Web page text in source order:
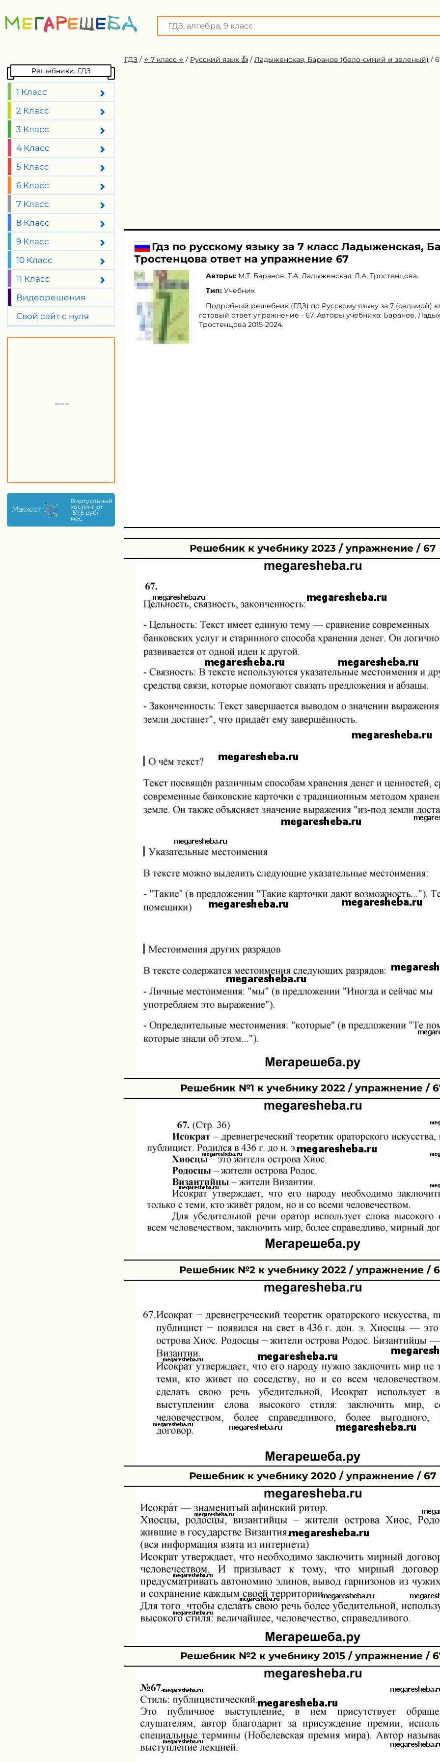
Решебники, ГДЗ
1 Класс
2 Класс
3 Класс
4 Класс
5 Класс
6 Класс
7 Класс
8 Класс
9 Класс
10 Класс
11 Класс
Видеорешения
Свой сайт с нуля
Виртуальный
хостинг от
157,5 руб/
мес.
ГДЗ / ⭐️ 7 класс ⭐️ / Русский язык 👍 / Ладыженская, Баранов (бело-синий и зеленый) /
Гдз по русскому языку за 7 класс Ладыженская,
Тростенцова ответ на упражнение 67
Авторы: М.Т. Баранов, Т.А. Ладыженская, Л.А. Тростенцова.
Тип: Учебник
Подробный решебник (ГДЗ) по Русскому языку за 7 (седьмой)
готовый ответ упражнение - 67. Авторы учебника: Баранов,
Тростенцова 2015-2024.
Решебник к учебнику 2023 / упражнение / 67
Решебник №1 к учебнику 2022 / упражнение /
Решебник №2 к учебнику 2022 / упражнение /
Решебник к учебнику 2020 / упражнение / 67
Решебник №2 к учебнику 2015 / упражнение /